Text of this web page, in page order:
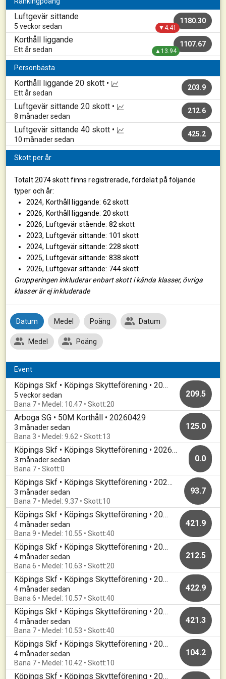
Luftgevär sittande
5 veckor sedan
1180.30
▼4.41
Korthåll liggande
Ett år sedan
1107.67
▲13.94
Personbästa
Korthåll liggande 20 skott •
Ett år sedan
203.9
Luftgevär sittande 20 skott •
8 månader sedan
212.6
Luftgevär sittande 40 skott •
10 månader sedan
425.2
Skott per år
Totalt 2074 skott finns registrerade, fördelat på följande
typer och år:
2024, Korthåll liggande: 62 skott
2026, Korthåll liggande: 20 skott
2026, Luftgevär stående: 82 skott
2023, Luftgevär sittande: 101 skott
2024, Luftgevär sittande: 228 skott
2025, Luftgevär sittande: 838 skott
2026, Luftgevär sittande: 744 skott
Grupperingen inkluderar enbart skott i kända klasser, övriga
klasser är ej inkluderade
Datum Medel Poäng Datum
Medel Poäng
Event
Köpings Skf • Köpings Skytteförening • 20260701
5 veckor sedan
Bana 7 • Medel: 10.47 • Skott:20
209.5
Arboga SG • 50M Korthåll • 20260429
3 månader sedan
Bana 3 • Medel: 9.62 • Skott:13
125.0
Köpings Skf • Köpings Skytteförening • 20260422
3 månader sedan
Bana 7 • Skott:0
0.0
Köpings Skf • Köpings Skytteförening • 20260415
3 månader sedan
Bana 7 • Medel: 9.37 • Skott:10
93.7
Köpings Skf • Köpings Skytteförening • 20260408
4 månader sedan
Bana 9 • Medel: 10.55 • Skott:40
421.9
Köpings Skf • Köpings Skytteförening • 20260401
4 månader sedan
Bana 6 • Medel: 10.63 • Skott:20
212.5
Köpings Skf • Köpings Skytteförening • 20260330
4 månader sedan
Bana 6 • Medel: 10.57 • Skott:40
422.9
Köpings Skf • Köpings Skytteförening • 20260325
4 månader sedan
Bana 7 • Medel: 10.53 • Skott:40
421.3
Köpings Skf • Köpings Skytteförening • 20260316
4 månader sedan
Bana 7 • Medel: 10.42 • Skott:10
104.2
Köpings Skf • Köpings Skytteförening • 20260311